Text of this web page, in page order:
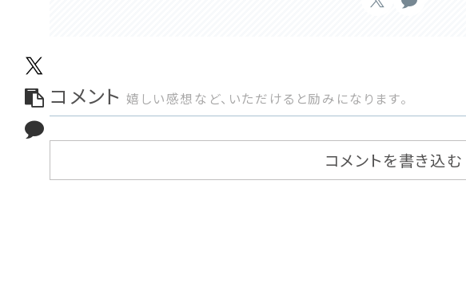
コメント 嬉しい感想など、いただけると励みになります。
コメントを書き込む